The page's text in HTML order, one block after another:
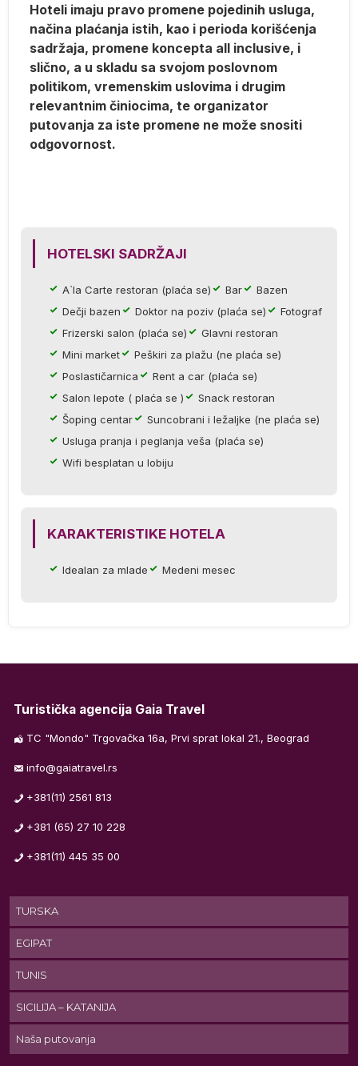
Hoteli imaju pravo promene pojedinih usluga,
načina plaćanja istih, kao i perioda korišćenja
sadržaja, promene koncepta all inclusive, i
slično, a u skladu sa svojom poslovnom
politikom, vremenskim uslovima i drugim
relevantnim činiocima, te organizator
putovanja za iste promene ne može snositi
odgovornost.
HOTELSKI SADRŽAJI
A`la Carte restoran (plaća se) Bar
Bazen
Dečji bazen
Doktor na poziv (plaća se)
Fotograf
Frizerski salon (plaća se)
Glavni restoran
Mini market
Peškiri za plažu (ne plaća se)
Poslastičarnica
Rent a car (plaća se)
Salon lepote ( plaća se )
Snack restoran
Šoping centar
Suncobrani i ležaljke (ne plaća se)
Usluga pranja i peglanja veša (plaća se)
Wifi besplatan u lobiju
KARAKTERISTIKE HOTELA
Idealan za mlade Medeni mesec
Turistička agencija Gaia Travel
TC "Mondo" Trgovačka 16a, Prvi sprat lokal 21., Beograd
info@gaiatravel.rs
+381(11) 2561 813
+381 (65) 27 10 228
+381(11) 445 35 00
TURSKA
EGIPAT
TUNIS
SICILIJA – KATANIJA
Naša putovanja